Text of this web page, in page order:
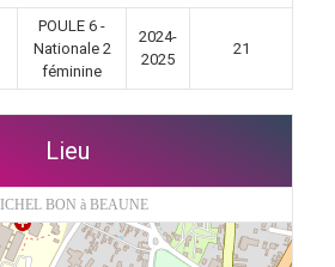
POULE 6 -
Nationale 2
féminine
2024-
2025
21
Lieu
BON à BEAUNE